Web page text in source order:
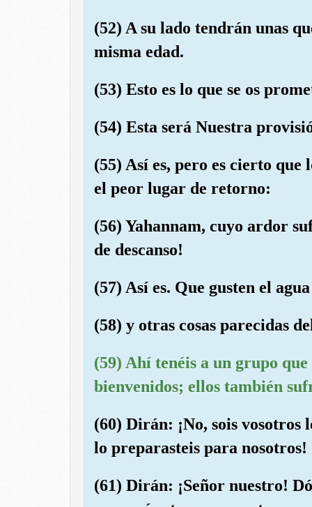
(52) A su lado tendrán unas
misma edad.
(53) Esto es lo que se os
(54) Esta será Nuestra
(55) Así es, pero es cierto
el peor lugar de retorno:
(56) Yahannam, cuyo ardor
de descanso!
(57) Así es. Que gusten el
(58) y otras cosas parecidas
(59) Ahí tenéis a un grupo
bienvenidos; ellos también
(60) Dirán: ¡No, sois vosotros
lo preparasteis para
(61) Dirán: ¡Señor nuestro!